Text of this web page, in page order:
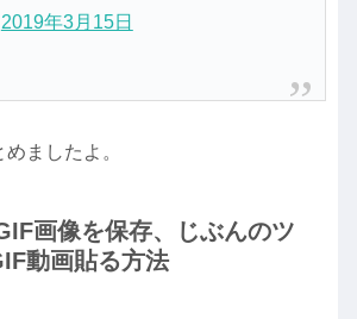
2019年3月15日
ましたよ。
画像を保存、じぶんのツ
動画貼る方法